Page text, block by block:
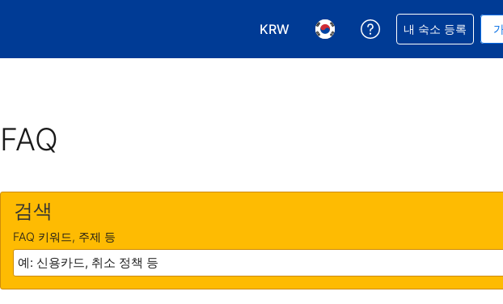
KRW
통화 선택. 현재 선택된 통화는 대한민국
언어 선택. 현재 선택된 언어는
예약과 관련해 도움
내 숙소 등록
FAQ
검색
FAQ 키워드, 주제 등